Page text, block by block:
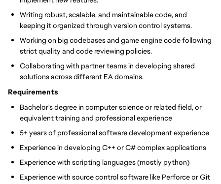
Writing robust, scalable, and maintainable code, and
keeping it organized through version control systems.
Working on big codebases and game engine code following
strict quality and code reviewing policies.
Collaborating with partner teams in developing shared
solutions across different EA domains.
Requirements
Bachelor's degree in computer science or related field, or
equivalent training and professional experience
5+ years of professional software development experience
Experience in developing C++ or C# complex applications
Experience with scripting languages (mostly python)
Experience with source control software like Perforce or Git